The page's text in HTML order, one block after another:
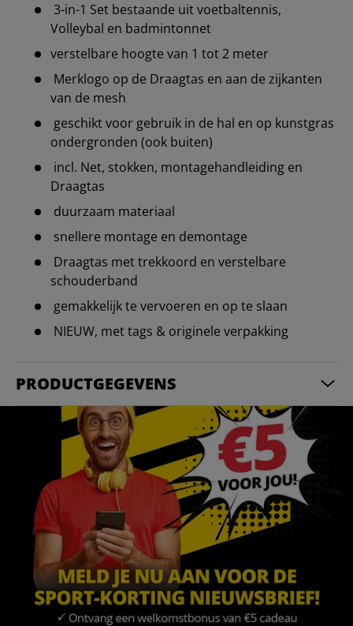
3-in-1 Set bestaande uit voetbaltennis,
Volleybal en badmintonnet
verstelbare hoogte van 1 tot 2 meter
Merklogo op de Draagtas en aan de zijkanten
van de mesh
geschikt voor gebruik in de hal en op kunstgras
ondergronden (ook buiten)
incl. Net, stokken, montagehandleiding en
Draagtas
duurzaam materiaal
snellere montage en demontage
Draagtas met trekkoord en verstelbare
schouderband
gemakkelijk te vervoeren en op te slaan
NIEUW, met tags & originele verpakking
PRODUCTGEGEVENS